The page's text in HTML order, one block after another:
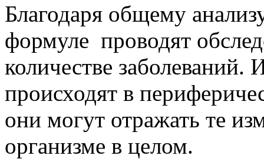
Благодаря общему
формуле проводят
количестве заболеваний.
происходят в
они могут отражать те
организме в целом.